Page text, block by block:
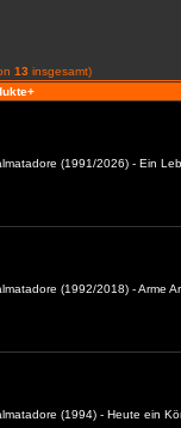
13 insgesamt)
(1991/2026) - Ein
(1992/2018) - Arme
(1994) - Heute ein